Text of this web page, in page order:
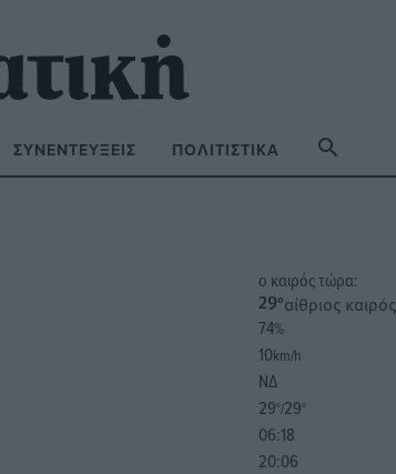
ΣΥΝΕΝΤΕΎΞΕΙΣ ΠΟΛΙΤΙΣΤΙΚΆ
o καιρός τώρα:
29°αίθριος καιρός
74%
10km/h
ΝΔ
29°/29°
06:18
20:06